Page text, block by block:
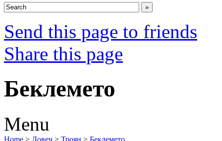
Send this page to friends
Share this page
Беклемето
Menu
Home > Ловеч > Троян > Беклемето